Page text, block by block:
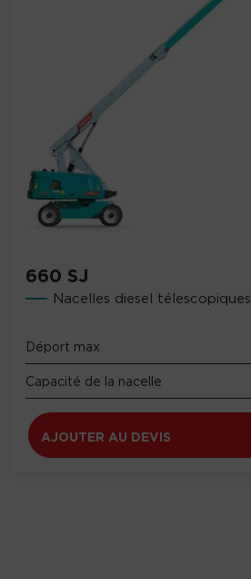
660 SJ
Nacelles diesel télescopiques
Déport max
Capacité de la nacelle
AJOUTER AU DEVIS